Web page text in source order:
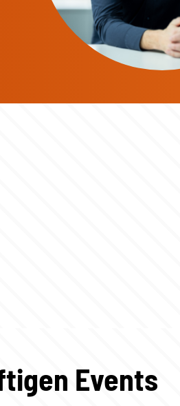
Events